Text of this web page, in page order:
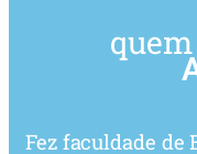
Fez faculdade de